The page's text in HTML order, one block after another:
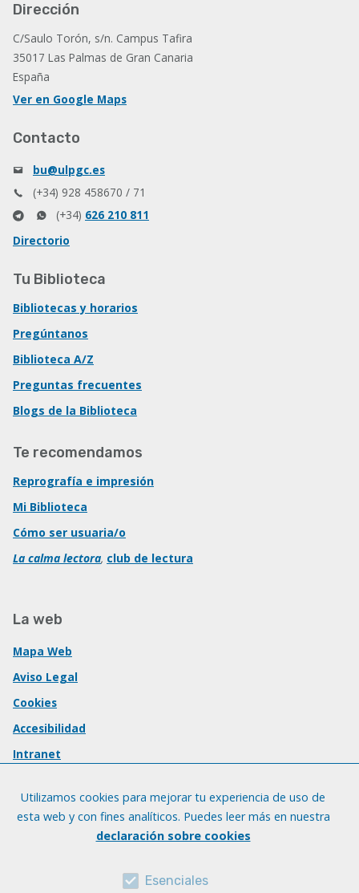
Dirección
C/Saulo Torón, s/n. Campus Tafira
35017 Las Palmas de Gran Canaria
España
Ver en Google Maps
Contacto
bu@ulpgc.es
(+34) 928 458670 / 71
(+34) 626 210 811
Directorio
Tu Biblioteca
Bibliotecas y horarios
Pregúntanos
Biblioteca A/Z
Preguntas frecuentes
Blogs de la Biblioteca
Te recomendamos
Reprografía e impresión
Mi Biblioteca
Cómo ser usuaria/o
La calma lectora, club de lectura
La web
Mapa Web
Aviso Legal
Cookies
Accesibilidad
Intranet
Utilizamos cookies para mejorar tu experiencia de uso de
esta web y con fines analíticos. Puedes leer más en nuestra
declaración sobre cookies
Esenciales